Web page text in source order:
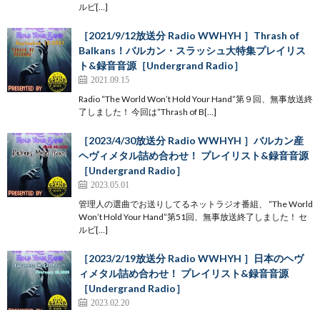
ルビ[…]
［2021/9/12放送分 Radio WWHYH ］Thrash of
Balkans！バルカン・スラッシュ大特集プレイリス
ト&録音音源［Undergrand Radio］
2021.09.15
Radio “The World Won’t Hold Your Hand”第９回、無事放送終
了しました！ 今回は”Thrash of B[…]
［2023/4/30放送分 Radio WWHYH ］バルカン産
ヘヴィメタル詰め合わせ！ プレイリスト&録音音源
［Undergrand Radio］
2023.05.01
管理人の選曲でお送りしてるネットラジオ番組、 “The World
Won’t Hold Your Hand”第51回、無事放送終了しました！ セ
ルビ[…]
［2023/2/19放送分 Radio WWHYH ］日本のヘヴ
ィメタル詰め合わせ！ プレイリスト&録音音源
［Undergrand Radio］
2023.02.20